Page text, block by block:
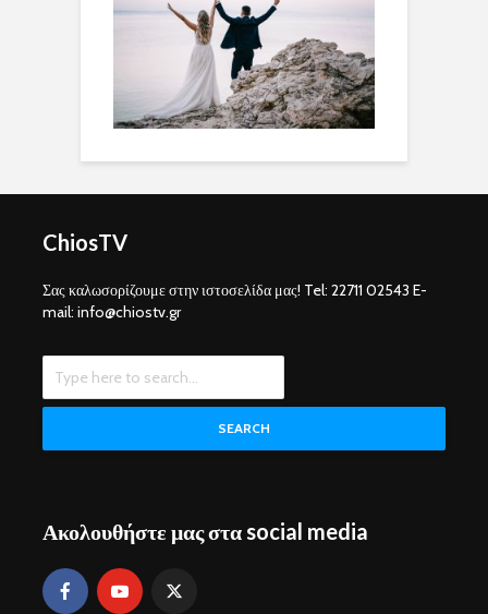
ChiosTV
Σας καλωσορίζουμε στην ιστοσελίδα μας! Tel: 22711 02543 E-
mail: info@chiostv.gr
SEARCH
Ακολουθήστε μας στα social media